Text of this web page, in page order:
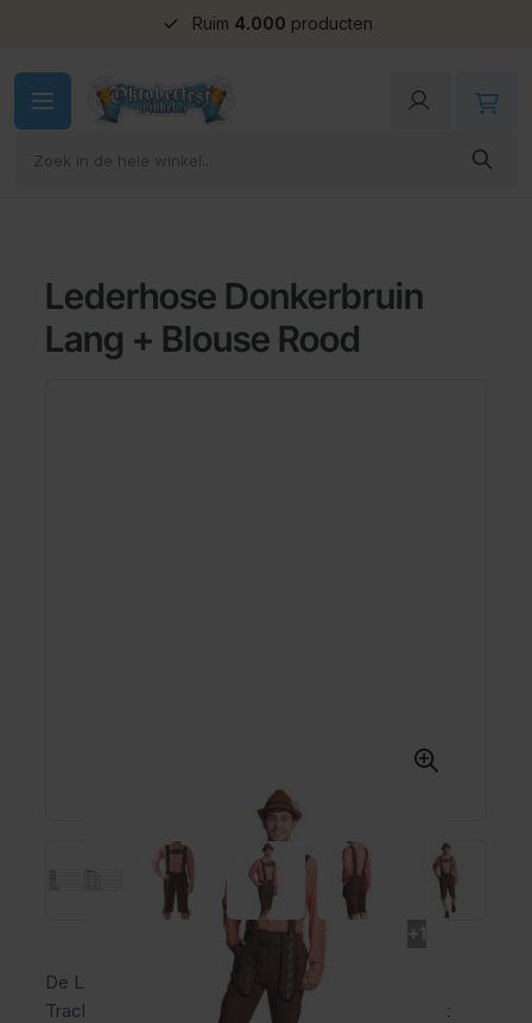
Ruim 4.000 producten
Groepskorting
Lederhose Donkerbruin
Lang + Blouse Rood
De Lederhose Donkerbruin Lang met Rood
Trachtenhemd is een complete oktoberfest outfit